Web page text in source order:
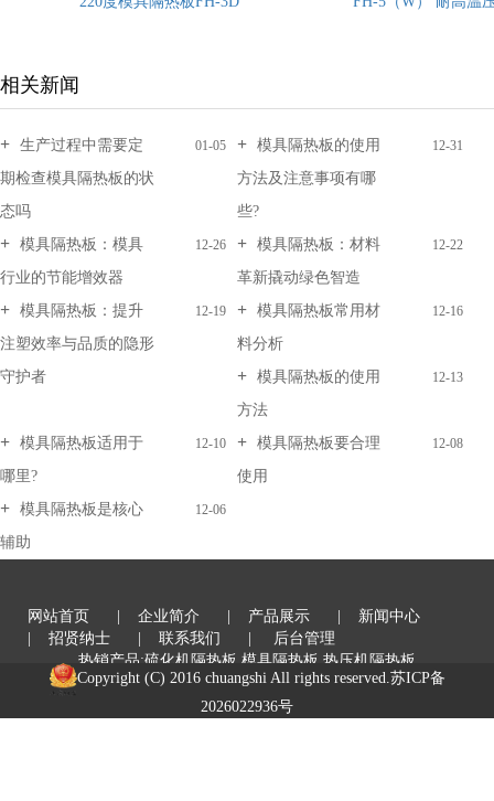
相关新闻
生产过程中需要定
期检查模具隔热板的状
态吗
01-05
模具隔热板的使用
方法及注意事项有哪
些?
12-31
模具隔热板：模具
行业的节能增效器
12-26
模具隔热板：材料
革新撬动绿色智造
12-22
模具隔热板：提升
注塑效率与品质的隐形
守护者
12-19
模具隔热板常用材
料分析
12-16
模具隔热板的使用
方法
12-13
模具隔热板适用于
哪里?
12-10
模具隔热板要合理
使用
12-08
模具隔热板是核心
辅助
12-06
网站首页 | 企业简介 | 产品展示
| 新闻中心
| 招贤纳士
| 联系我们
| 后台管理
热销产品:硫化机隔热板,模具隔热板,热压机隔热板
Copyright (C) 2016 chuangshi All rights reserved.苏ICP备
2026022936号